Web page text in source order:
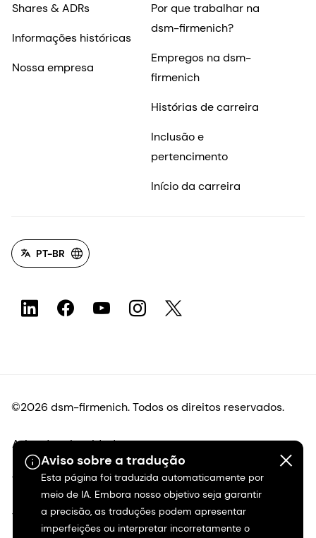
Aviso sobre a tradução
Esta página foi traduzida automaticamente por
meio de IA. Embora nosso objetivo seja garantir
a precisão, as traduções podem apresentar
imperfeições ou interpretar incorretamente o
Shares & ADRs
Informações históricas
Nossa empresa
Por que trabalhar na
dsm-firmenich?
Empregos na dsm-
firmenich
Histórias de carreira
Inclusão e
pertencimento
Início da carreira
PT-BR
©2026 dsm-firmenich. Todos os direitos reservados.
Aviso de privacidade
Termos de uso
Termos e condições